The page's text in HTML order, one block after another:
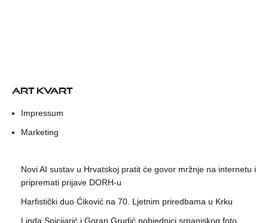
ART KVART
Impressum
Marketing
Novi AI sustav u Hrvatskoj pratit će govor mržnje na internetu i
pripremati prijave DORH-u
Harfistički duo Ćiković na 70. Ljetnim priredbama u Krku
Linda Spicijarić i Goran Grudić pobjednici srpanjskog foto